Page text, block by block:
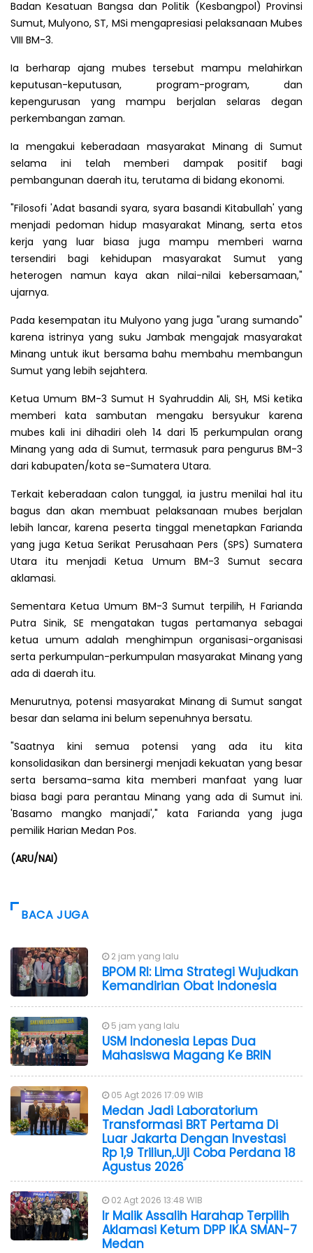
Badan Kesatuan Bangsa dan Politik (Kesbangpol) Provinsi
Sumut, Mulyono, ST, MSi mengapresiasi pelaksanaan Mubes
VIII BM-3.
Ia berharap ajang mubes tersebut mampu melahirkan
keputusan-keputusan, program-program, dan
kepengurusan yang mampu berjalan selaras degan
perkembangan zaman.
Ia mengakui keberadaan masyarakat Minang di Sumut
selama ini telah memberi dampak positif bagi
pembangunan daerah itu, terutama di bidang ekonomi.
"Filosofi 'Adat basandi syara, syara basandi Kitabullah' yang
menjadi pedoman hidup masyarakat Minang, serta etos
kerja yang luar biasa juga mampu memberi warna
tersendiri bagi kehidupan masyarakat Sumut yang
heterogen namun kaya akan nilai-nilai kebersamaan,"
ujarnya.
Pada kesempatan itu Mulyono yang juga "urang sumando"
karena istrinya yang suku Jambak mengajak masyarakat
Minang untuk ikut bersama bahu membahu membangun
Sumut yang lebih sejahtera.
Ketua Umum BM-3 Sumut H Syahruddin Ali, SH, MSi ketika
memberi kata sambutan mengaku bersyukur karena
mubes kali ini dihadiri oleh 14 dari 15 perkumpulan orang
Minang yang ada di Sumut, termasuk para pengurus BM-3
dari kabupaten/kota se-Sumatera Utara.
Terkait keberadaan calon tunggal, ia justru menilai hal itu
bagus dan akan membuat pelaksanaan mubes berjalan
lebih lancar, karena peserta tinggal menetapkan Farianda
yang juga Ketua Serikat Perusahaan Pers (SPS) Sumatera
Utara itu menjadi Ketua Umum BM-3 Sumut secara
aklamasi.
Sementara Ketua Umum BM-3 Sumut terpilih, H Farianda
Putra Sinik, SE mengatakan tugas pertamanya sebagai
ketua umum adalah menghimpun organisasi-organisasi
serta perkumpulan-perkumpulan masyarakat Minang yang
ada di daerah itu.
Menurutnya, potensi masyarakat Minang di Sumut sangat
besar dan selama ini belum sepenuhnya bersatu.
"Saatnya kini semua potensi yang ada itu kita
konsolidasikan dan bersinergi menjadi kekuatan yang besar
serta bersama-sama kita memberi manfaat yang luar
biasa bagi para perantau Minang yang ada di Sumut ini.
'Basamo mangko manjadi'," kata Farianda yang juga
pemilik Harian Medan Pos.
(ARU/NAI)
BACA JUGA
2 jam yang lalu
BPOM RI: Lima Strategi Wujudkan
Kemandirian Obat Indonesia
5 jam yang lalu
USM Indonesia Lepas Dua
Mahasiswa Magang Ke BRIN
05 Agt 2026 17:09 WIB
Medan Jadi Laboratorium
Transformasi BRT Pertama Di
Luar Jakarta Dengan Investasi
Rp 1,9 Triliun,.Uji Coba Perdana 18
Agustus 2026
02 Agt 2026 13:48 WIB
Ir Malik Assalih Harahap Terpilih
Aklamasi Ketum DPP IKA SMAN-7
Medan